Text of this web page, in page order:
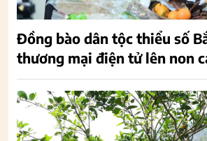
Đồng bào dân tộc thiểu số
thương mại điện tử lên non